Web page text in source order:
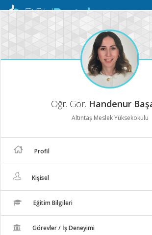
Öğr. Gör. Handenur
Altıntaş Meslek Yüksekokulu
Profil
Kişisel
Eğitim Bilgileri
Görevler / İş Deneyimi